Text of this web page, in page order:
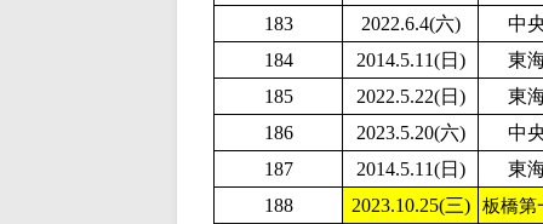
183
2022.6.4(六)
中
184
2014.5.11(日)
東
185
2022.5.22(日)
東
186
2023.5.20(六)
中
187
2014.5.11(日)
東
188
2023.10.25(三) 板橋第